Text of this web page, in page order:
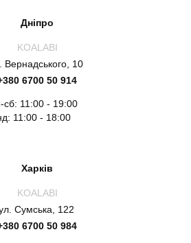
Дніпро
KOALABI
Вернадського, 10
6700 50 914
сб: 11:00 - 19:00
11:00 - 18:00
Харків
KOALABI
Сумська, 122
6700 50 984